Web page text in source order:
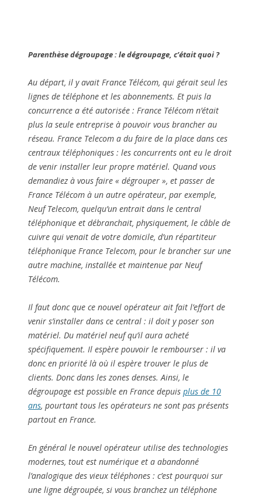
Parenthèse dégroupage : le dégroupage, c’était quoi ?
Au départ, il y avait France Télécom, qui gérait seul les
lignes de téléphone et les abonnements. Et puis la
concurrence a été autorisée : France Télécom n’était
plus la seule entreprise à pouvoir vous brancher au
réseau. France Telecom a du faire de la place dans ces
centraux téléphoniques : les concurrents ont eu le droit
de venir installer leur propre matériel. Quand vous
demandiez à vous faire « dégrouper », et passer de
France Télécom à un autre opérateur, par exemple,
Neuf Telecom, quelqu’un entrait dans le central
téléphonique et débranchait, physiquement, le câble de
cuivre qui venait de votre domicile, d’un répartiteur
téléphonique France Telecom, pour le brancher sur une
autre machine, installée et maintenue par Neuf
Télécom.
Il faut donc que ce nouvel opérateur ait fait l’effort de
venir s’installer dans ce central : il doit y poser son
matériel. Du matériel neuf qu’il aura acheté
spécifiquement. Il espère pouvoir le rembourser : il va
donc en priorité là où il espère trouver le plus de
clients. Donc dans les zones denses. Ainsi, le
dégroupage est possible en France depuis plus de 10
ans, pourtant tous les opérateurs ne sont pas présents
partout en France.
En général le nouvel opérateur utilise des technologies
modernes, tout est numérique et a abandonné
l’analogique des vieux téléphones : c’est pourquoi sur
une ligne dégroupée, si vous branchez un téléphone